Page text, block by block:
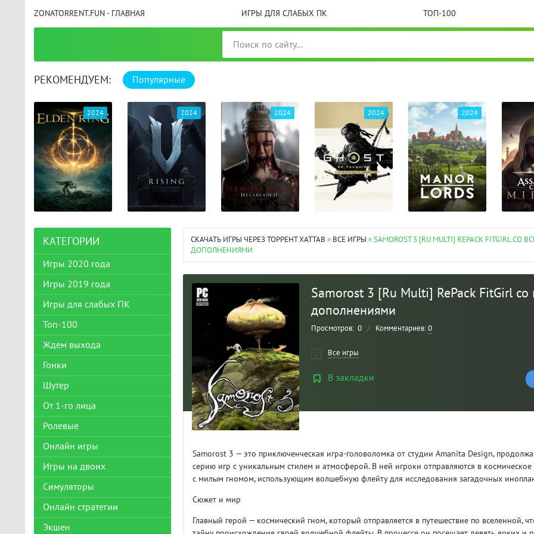
ZONATORRENT.FUN - ГЛАВНАЯ ИГРЫ ДЛЯ СЛАБЫХ ПК ТОП-100
РЕКОМЕНДУЕМ: Популярные
2024 2024 2024 2024 2024
СКАЧАТЬ ИГРЫ ЧЕРЕЗ ТОРРЕНТ XATTAB » ВСЕ ИГРЫ » SAMOROST 3 [RU MULTI] REPACK FITGIRL СО
ДОПОЛНЕНИЯМИ
Samorost 3 [Ru Multi] RePack FitGirl со
дополнениями
Просмотров: 0 / Комментариев:0
Все игры
В закладки
Samorost 3 — это приключенческая игра-головоломка от студии Amanita Design,
серию игр с уникальным стилем и атмосферой. В ней игроки отправляются в космическое
с милым гномом, использующим волшебную флейту для исследования загадочных
Сюжет и мир
Главный герой — космический гном, который отправляется в путешествие по вселенной,
КАТЕГОРИИ
Игры 2020 года
Игры 2019 года
Игры для слабых ПК
Топ-100
Ждем выхода
Гонки
Шутер
От 1-го лица
Ролевые
Онлайн игры
Игры на двоих
Симуляторы
Онлайн стратегии
Экшен
CLAIR OBSCUR: EXPEDITION 33 НА
РУССКОМ НА ПК